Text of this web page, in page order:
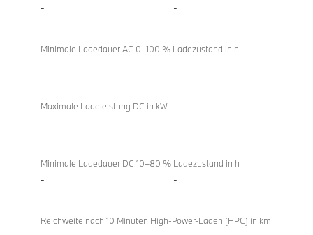
- -
Minimale Ladedauer AC 0–100 % Ladezustand in h
- -
Maximale Ladeleistung DC in kW
- -
Minimale Ladedauer DC 10–80 % Ladezustand in h
- -
Reichweite nach 10 Minuten High-Power-Laden (HPC) in km